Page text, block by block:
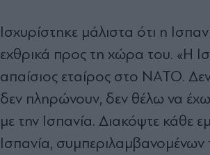
Ισχυρίστηκε μάλιστα ότι η
εχθρικά προς τη χώρα του. «Η
απαίσιος εταίρος στο ΝΑΤΟ.
δεν πληρώνουν, δεν θέλω να
με την Ισπανία. Διακόψτε κάθε
Ισπανία, συμπεριλαμβανομένων